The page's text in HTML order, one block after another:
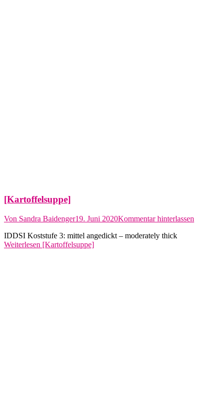
[Kartoffelsuppe]
Von Sandra Baidenger19. Juni 2020Kommentar hinterlassen
IDDSI Koststufe 3: mittel angedickt – moderately thick
Weiterlesen [Kartoffelsuppe]